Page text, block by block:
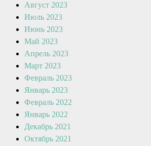
Август 2023
Июль 2023
Июнь 2023
Май 2023
Апрель 2023
Март 2023
Февраль 2023
Январь 2023
Февраль 2022
Январь 2022
Декабрь 2021
Октябрь 2021